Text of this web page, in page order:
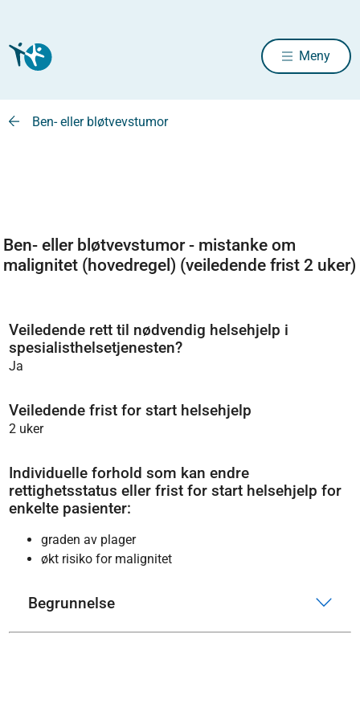
Meny
Ben- eller bløtvevstumor
Ben- eller bløtvevstumor - mistanke om
malignitet (hovedregel) (veiledende frist 2 uker)
Veiledende rett til nødvendig helsehjelp i
spesialisthelsetjenesten?
Ja
Veiledende frist for start helsehjelp
2 uker
Individuelle forhold som kan endre
rettighetsstatus eller frist for start helsehjelp for
enkelte pasienter:
graden av plager
økt risiko for malignitet
Begrunnelse